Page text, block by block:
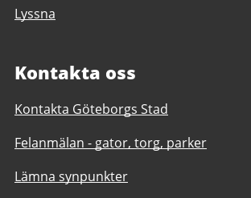
Lyssna
Kontakta oss
Kontakta Göteborgs Stad
Felanmälan - gator, torg, parker
Lämna synpunkter